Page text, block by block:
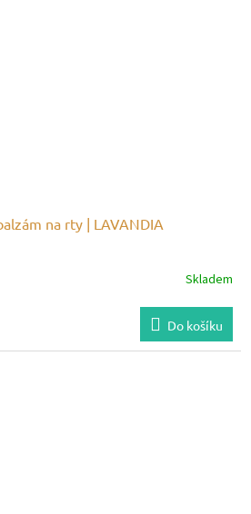
na rty | LAVANDIA
Skladem
Do košíku